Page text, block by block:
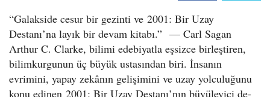
“Galakside cesur bir gezinti ve 2001: Bir Uzay
Destanı’na layık bir devam kitabı.” — Carl Sagan
Arthur C. Clarke, bilimi edebiyatla eşsizce birleştiren,
bilimkurgunun üç büyük usta­sından biri. İnsanın
evrimini, yapay zekânın gelişimini ve uzay yolculuğunu
konu edinen 2001: Bir Uzay Destanı’nın büyüleyici de­